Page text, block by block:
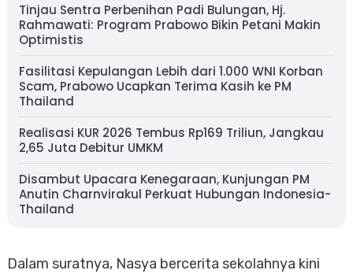
Tinjau Sentra Perbenihan Padi Bulungan, Hj.
Rahmawati: Program Prabowo Bikin Petani Makin
Optimistis
Fasilitasi Kepulangan Lebih dari 1.000 WNI Korban
Scam, Prabowo Ucapkan Terima Kasih ke PM
Thailand
Realisasi KUR 2026 Tembus Rp169 Triliun, Jangkau
2,65 Juta Debitur UMKM
Disambut Upacara Kenegaraan, Kunjungan PM
Anutin Charnvirakul Perkuat Hubungan Indonesia-
Thailand
Dalam suratnya, Nasya bercerita sekolahnya kini